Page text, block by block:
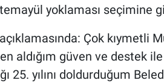
yoklaması seçimine
Çok kıymetli
aldığım güven ve destek
25. yılını doldurduğum